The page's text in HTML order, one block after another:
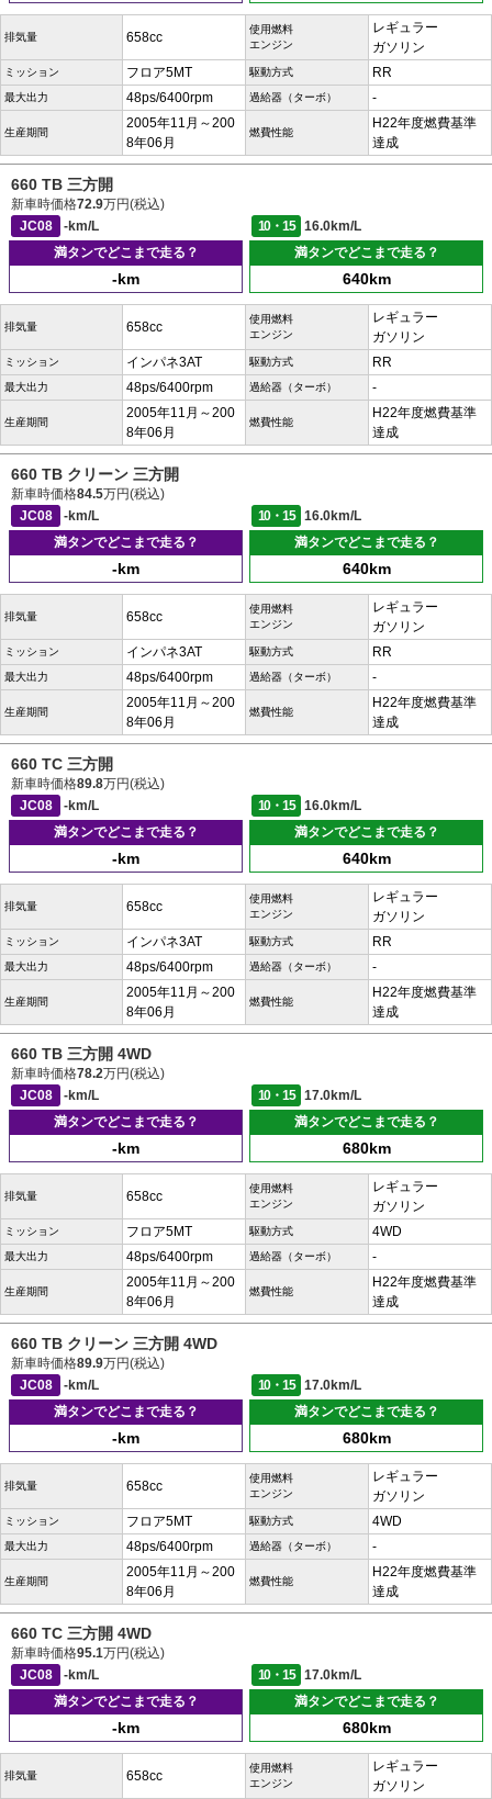
排気量 658cc
使用燃料
エンジン
レギュラー
ガソリン
ミッション フロア5MT 駆動方式 RR
最大出力 48ps/6400rpm 過給器（ターボ） -
生産期間
2005年11月～200
8年06月
燃費性能
H22年度燃費基準
達成
660 TB 三方開
新車時価格72.9万円(税込)
JC08
-km/L 10・15
16.0km/L
満タンでどこまで走る？
-km
満タンでどこまで走る？
640km
排気量 658cc
使用燃料
エンジン
レギュラー
ガソリン
ミッション インパネ3AT 駆動方式 RR
最大出力 48ps/6400rpm 過給器（ターボ） -
生産期間
2005年11月～200
8年06月
燃費性能
H22年度燃費基準
達成
660 TB クリーン 三方開
新車時価格84.5万円(税込)
JC08
-km/L 10・15
16.0km/L
満タンでどこまで走る？
-km
満タンでどこまで走る？
640km
排気量 658cc
使用燃料
エンジン
レギュラー
ガソリン
ミッション インパネ3AT 駆動方式 RR
最大出力 48ps/6400rpm 過給器（ターボ） -
生産期間
2005年11月～200
8年06月
燃費性能
H22年度燃費基準
達成
660 TC 三方開
新車時価格89.8万円(税込)
JC08
-km/L 10・15
16.0km/L
満タンでどこまで走る？
-km
満タンでどこまで走る？
640km
排気量 658cc
使用燃料
エンジン
レギュラー
ガソリン
ミッション インパネ3AT 駆動方式 RR
最大出力 48ps/6400rpm 過給器（ターボ） -
生産期間
2005年11月～200
8年06月
燃費性能
H22年度燃費基準
達成
660 TB 三方開 4WD
新車時価格78.2万円(税込)
JC08
-km/L 10・15
17.0km/L
満タンでどこまで走る？
-km
満タンでどこまで走る？
680km
排気量 658cc
使用燃料
エンジン
レギュラー
ガソリン
ミッション フロア5MT 駆動方式 4WD
最大出力 48ps/6400rpm 過給器（ターボ） -
生産期間
2005年11月～200
8年06月
燃費性能
H22年度燃費基準
達成
660 TB クリーン 三方開 4WD
新車時価格89.9万円(税込)
JC08
-km/L 10・15
17.0km/L
満タンでどこまで走る？
-km
満タンでどこまで走る？
680km
排気量 658cc
使用燃料
エンジン
レギュラー
ガソリン
ミッション フロア5MT 駆動方式 4WD
最大出力 48ps/6400rpm 過給器（ターボ） -
生産期間
2005年11月～200
8年06月
燃費性能
H22年度燃費基準
達成
660 TC 三方開 4WD
新車時価格95.1万円(税込)
JC08
-km/L 10・15
17.0km/L
満タンでどこまで走る？
-km
満タンでどこまで走る？
680km
排気量 658cc
使用燃料
エンジン
レギュラー
ガソリン